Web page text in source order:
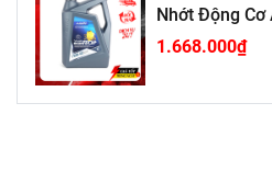
Nhớt Động Cơ
1.668.000₫